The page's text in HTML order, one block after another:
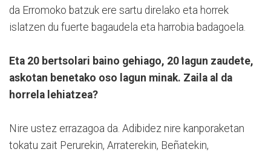
da Erromoko batzuk ere sartu direlako eta horrek
islatzen du fuerte bagaudela eta harrobia badagoela.
Eta 20 bertsolari baino gehiago, 20 lagun zaudete,
askotan benetako oso lagun minak. Zaila al da
horrela lehiatzea?
Nire ustez errazagoa da. Adibidez nire kanporaketan
tokatu zait Perurekin, Arraterekin, Beñatekin,